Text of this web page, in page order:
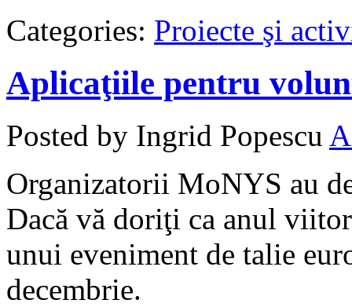
Categories: Proiecte şi
Aplicaţiile pentru
Posted by Ingrid Popescu
Organizatorii MoNYS au
Dacă vă doriţi ca anul
unui eveniment de talie
decembrie.